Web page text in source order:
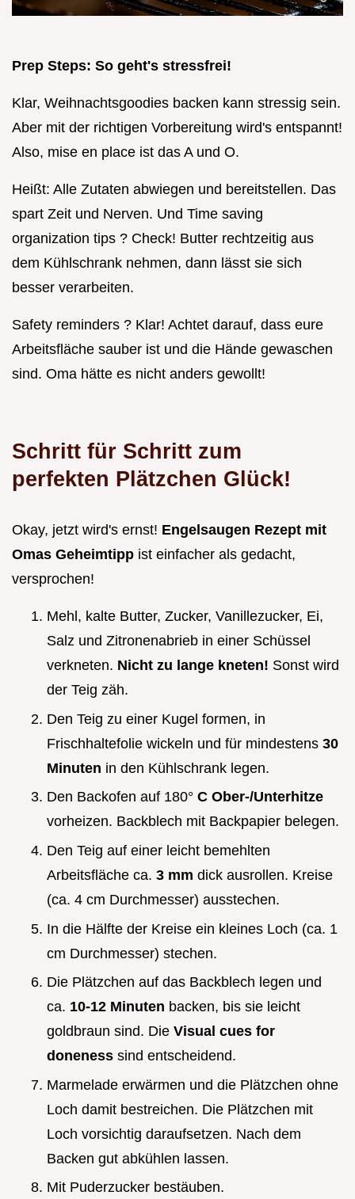
Prep Steps: So geht's stressfrei!
Klar, Weihnachtsgoodies backen kann stressig sein.
Aber mit der richtigen Vorbereitung wird's entspannt!
Also, mise en place ist das A und O.
Heißt: Alle Zutaten abwiegen und bereitstellen. Das
spart Zeit und Nerven. Und Time saving
organization tips ? Check! Butter rechtzeitig aus
dem Kühlschrank nehmen, dann lässt sie sich
besser verarbeiten.
Safety reminders ? Klar! Achtet darauf, dass eure
Arbeitsfläche sauber ist und die Hände gewaschen
sind. Oma hätte es nicht anders gewollt!
Schritt für Schritt zum
perfekten Plätzchen Glück!
Okay, jetzt wird's ernst! Engelsaugen Rezept mit
Omas Geheimtipp ist einfacher als gedacht,
versprochen!
Mehl, kalte Butter, Zucker, Vanillezucker, Ei,
Salz und Zitronenabrieb in einer Schüssel
verkneten. Nicht zu lange kneten! Sonst wird
der Teig zäh.
Den Teig zu einer Kugel formen, in
Frischhaltefolie wickeln und für mindestens 30
Minuten in den Kühlschrank legen.
Den Backofen auf 180° C Ober-/Unterhitze
vorheizen. Backblech mit Backpapier belegen.
Den Teig auf einer leicht bemehlten
Arbeitsfläche ca. 3 mm dick ausrollen. Kreise
(ca. 4 cm Durchmesser) ausstechen.
In die Hälfte der Kreise ein kleines Loch (ca. 1
cm Durchmesser) stechen.
Die Plätzchen auf das Backblech legen und
ca. 10-12 Minuten backen, bis sie leicht
goldbraun sind. Die Visual cues for
doneness sind entscheidend.
Marmelade erwärmen und die Plätzchen ohne
Loch damit bestreichen. Die Plätzchen mit
Loch vorsichtig daraufsetzen. Nach dem
Backen gut abkühlen lassen.
Mit Puderzucker bestäuben.